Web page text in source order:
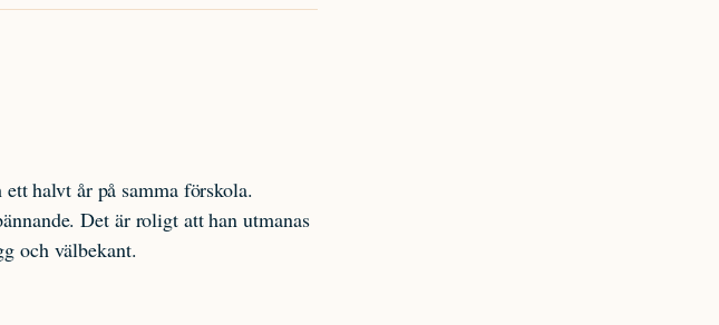
halvt år på samma förskola.
Det är roligt att han utmanas
och välbekant.